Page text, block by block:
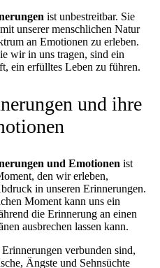
ist unbestreitbar. Sie
unserer menschlichen Natur
an Emotionen zu erleben.
wir in uns tragen, sind ein
ein erfülltes Leben zu führen.
und ihre
und Emotionen ist
den wir erleben,
in unseren Erinnerungen.
Moment kann uns ein
die Erinnerung an einen
ausbrechen lassen kann.
verbunden sind,
Ängste und Sehnsüchte